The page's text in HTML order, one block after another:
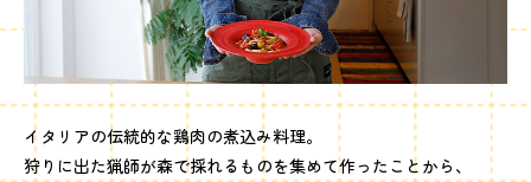
イタリアの伝統的な鶏肉の煮込み料理。
狩りに出た猟師が森で採れるものを集めて作ったことから、